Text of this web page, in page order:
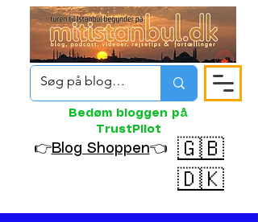
Bedøm bloggen på
TrustPilot
👉Blog Shoppen👈
🇬🇧
🇩🇰